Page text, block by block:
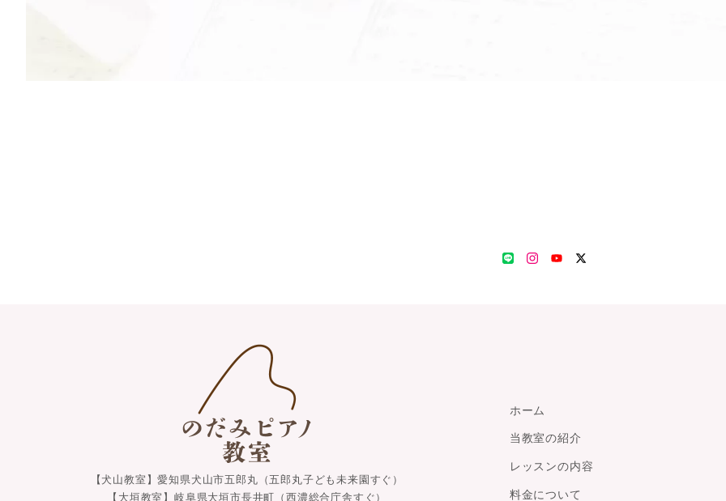
LINEInstagram
YouTube
【犬山教室】愛知県犬山市五郎丸（五郎丸子ども未来園すぐ）
【大垣教室】岐阜県大垣市長井町（西濃総合庁舎すぐ）
ホーム
当教室の紹介
レッスンの内容
料金について